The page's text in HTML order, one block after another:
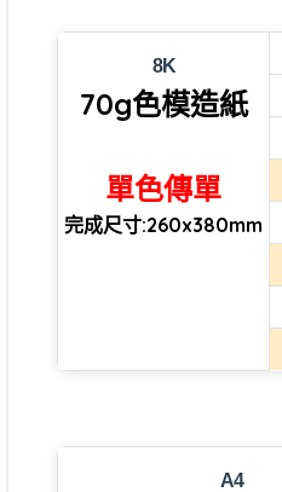
8K
70g色模造紙
單色傳單
完成尺寸:260x380mm
A4